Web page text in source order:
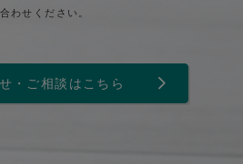
わせください。
・ご相談はこちら